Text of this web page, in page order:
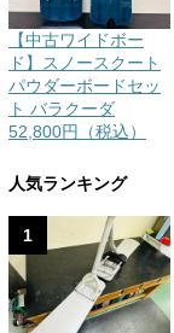
【中古ワイドボー
ド】スノースクート
パウダーボードセッ
ト バラクーダ
52,800円（税込）
人気ランキング
1